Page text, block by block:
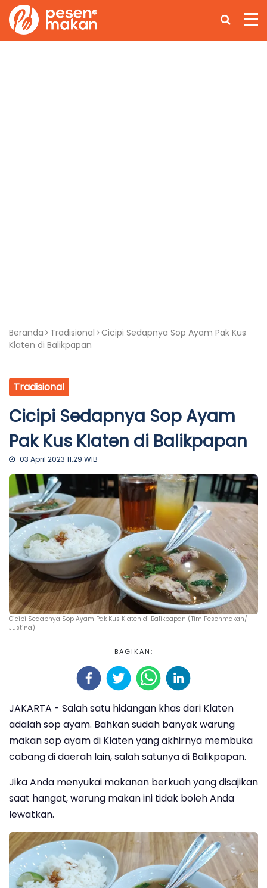
Beranda Tradisional
Cicipi Sedapnya Sop Ayam Pak Kus
Klaten di Balikpapan
Tradisional
Cicipi Sedapnya Sop Ayam
Pak Kus Klaten di Balikpapan
03 April 2023 11:29 WIB
Cicipi Sedapnya Sop Ayam Pak Kus Klaten di Balikpapan (Tim Pesenmakan/
Justina)
BAGIKAN:
JAKARTA - Salah satu hidangan khas dari Klaten
adalah sop ayam. Bahkan sudah banyak warung
makan sop ayam di Klaten yang akhirnya membuka
cabang di daerah lain, salah satunya di Balikpapan.
Jika Anda menyukai makanan berkuah yang disajikan
saat hangat, warung makan ini tidak boleh Anda
lewatkan.